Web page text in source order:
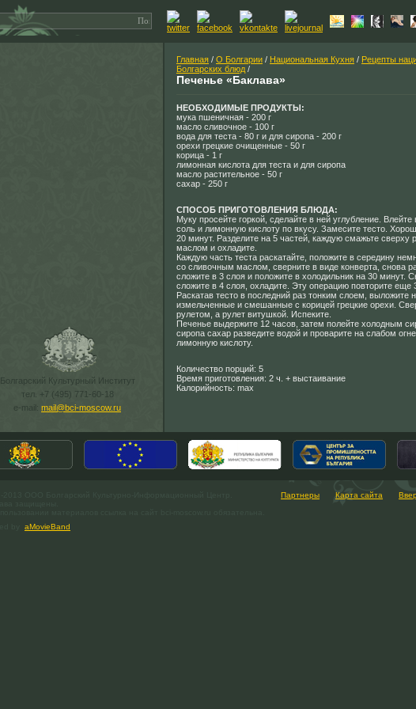
Болгарский Культурный Институт
тел. +7 (495) 771-60-18
e-mail: mail@bci-moscow.ru
Главная / О Болгарии / Национальная Кухня / Рецепты
Болгарских блюд /
Печенье «Баклава»
НЕОБХОДИМЫЕ ПРОДУКТЫ:
мука пшеничная - 200 г
масло сливочное - 100 г
вода для теста - 80 г и для сиропа - 200 г
орехи грецкие очищенные - 50 г
корица - 1 г
лимонная кислота для теста и для сиропа
масло растительное - 50 г
сахар - 250 г
СПОСОБ ПРИГОТОВЛЕНИЯ БЛЮДА:
Муку просейте горкой, сделайте в ней углубление. Влейте
соль и лимонную кислоту по вкусу. Замесите тесто.
20 минут. Разделите на 5 частей, каждую смажьте сверху
маслом и охладите.
Каждую часть теста раскатайте, положите в середину
со сливочным маслом, сверните в виде конверта, снова
сложите в 3 слоя и положите в холодильник на 30 минут.
сложите в 4 слоя, охладите. Эту операцию повторите еще
Раскатав тесто в последний раз тонким слоем, выложите
измельченные и смешанные с корицей грецкие орехи.
рулетом, а рулет витушкой. Испеките.
Печенье выдержите 12 часов, затем полейте холодным
сиропа сахар разведите водой и проварите на слабом
лимонную кислоту.
Количество порций: 5
Время приготовления: 2 ч. + выстаивание
Калорийность: max
aMovieBand
Партнеры Карта сайта